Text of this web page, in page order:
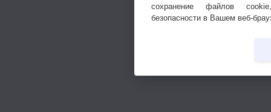
сохранение файлов
безопасности в Вашем веб-